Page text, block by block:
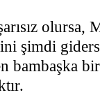
olursa,
şimdi
bambaşka